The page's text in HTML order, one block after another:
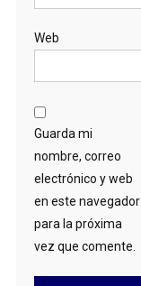
Web
Guarda mi
nombre, correo
electrónico y web
en este navegador
para la próxima
vez que comente.